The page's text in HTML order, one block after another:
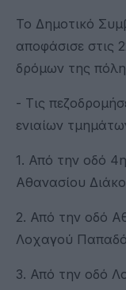
Το Δημοτικό
αποφάσισε στις
δρόμων της
- Τις
ενιαίων
1. Από την οδό
Αθανασίου
2. Από την οδό
Λοχαγού
3. Από την οδό